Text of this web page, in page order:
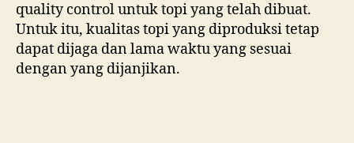
quality control untuk topi yang telah dibuat.
Untuk itu, kualitas topi yang diproduksi tetap
dapat dijaga dan lama waktu yang sesuai
dengan yang dijanjikan.